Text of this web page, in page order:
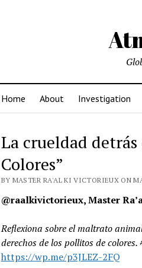
Home About Investigation
La crueldad
Colores”
BY MASTER RA'AL KI VICTORIEUX ON
@raalkivictorieux, Master
Reflexiona sobre el maltrato
derechos de los pollitos de
https://wp.me/p3JLEZ-2FQ